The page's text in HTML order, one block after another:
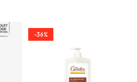
-36%